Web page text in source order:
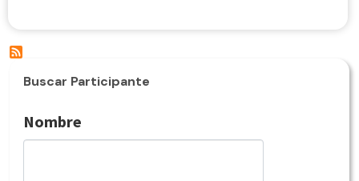
Buscar Participante
Nombre